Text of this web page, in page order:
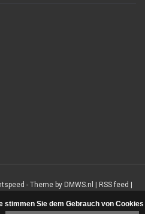
- Theme by DMWS.nl RSS feed
stimmen Sie dem Gebrauch von Cookies